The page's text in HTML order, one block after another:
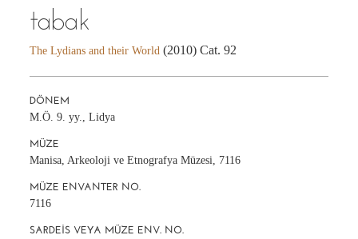
tabak
The Lydians and their World (2010) Cat. 92
DÖNEM
M.Ö. 9. yy., Lidya
MÜZE
Manisa, Arkeoloji ve Etnografya Müzesi, 7116
MÜZE ENVANTER NO.
7116
SARDEIS VEYA MÜZE ENV. NO.